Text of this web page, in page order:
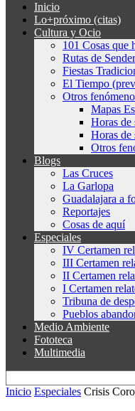
Inicio
Lo+próximo (citas)
Cultura y Ocio
101 Cosas que
Rutas de
Fiestas
El Tiempo
Otros
Mapas
Horas de
Horas de
Otros
Blogs
Las Cruces
La Garlopa
Guadalajara a
Reportajes
Cosas de aquí
Especiales
IV Certamen
III Certamen
II Certamen
I Certamen
Tribuna de
Pueblos
Medio Ambiente
Fototeca
Multimedia
Inicio Especiales Crisis